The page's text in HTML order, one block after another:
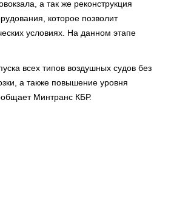
а так же реконструкция
которое позволит
условиях. На данном этапе
всех типов воздушных судов без
а также повышение уровня
Минтранс КБР.